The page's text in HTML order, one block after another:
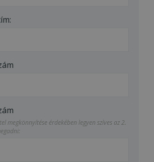
megkönnyítése érdekében legyen szíves az 2.